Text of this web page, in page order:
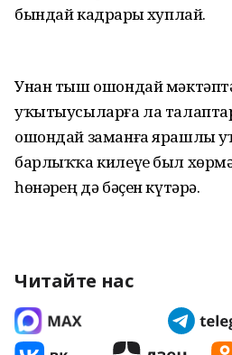
бындай кадрҙарҙы хуплай.
Унан тыш ошондай
уҡытыусыларға ла
ошондай заманға ярашлы
барлыҡҡа килеүе был
һөнәрҙең дә бәҫен күтәрә.
Читайте нас